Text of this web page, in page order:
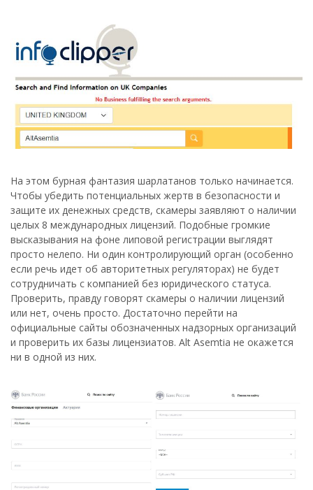
На этом бурная фантазия шарлатанов только начинается.
Чтобы убедить потенциальных жертв в безопасности и
защите их денежных средств, скамеры заявляют о наличии
целых 8 международных лицензий. Подобные громкие
высказывания на фоне липовой регистрации выглядят
просто нелепо. Ни один контролирующий орган (особенно
если речь идет об авторитетных регуляторах) не будет
сотрудничать с компанией без юридического статуса.
Проверить, правду говорят скамеры о наличии лицензий
или нет, очень просто. Достаточно перейти на
официальные сайты обозначенных надзорных организаций
и проверить их базы лицензиатов. Alt Asemtia не окажется
ни в одной из них.